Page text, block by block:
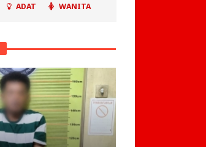
ADAT WANITA